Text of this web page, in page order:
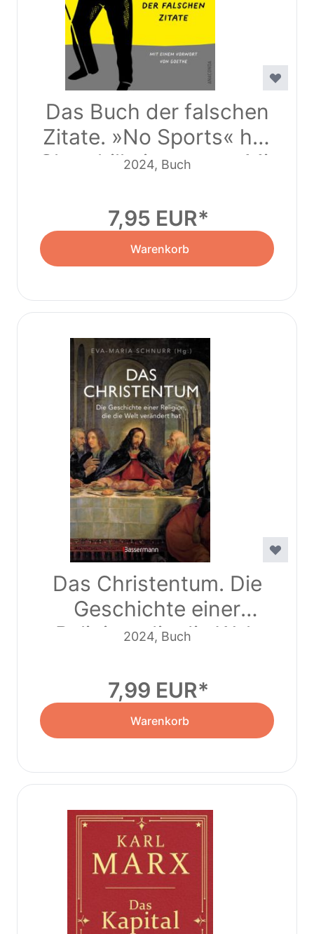
Das Buch der falschen
Zitate. »No Sports« hat
Churchill nie gesagt. Mit
Goethe
2024, Buch
7,95 EUR
Warenkorb
Das Christentum. Die
Geschichte einer
Religion, die die Welt
2024, Buch
7,99 EUR
Warenkorb